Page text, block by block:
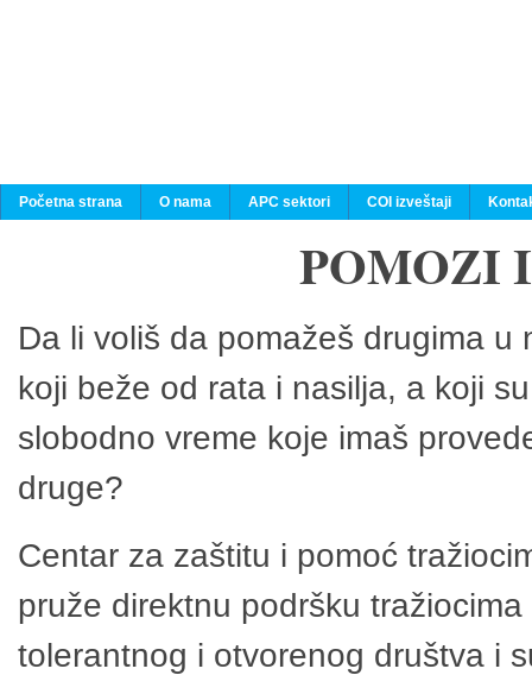
Početna strana O nama APC sektori COI izveštaji
POMOZI
Da li voliš da pomažeš drugima
koji beže od rata i nasilja, a koji
slobodno vreme koje imaš
druge?
Centar za zaštitu i pomoć
pruže direktnu podršku
tolerantnog i otvorenog društva i